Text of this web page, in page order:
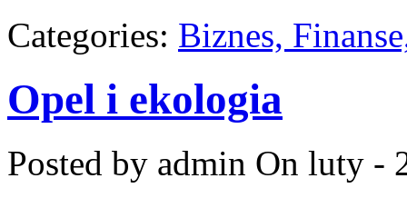
Categories: Biznes,
Opel i ekologia
Posted by admin On luty -